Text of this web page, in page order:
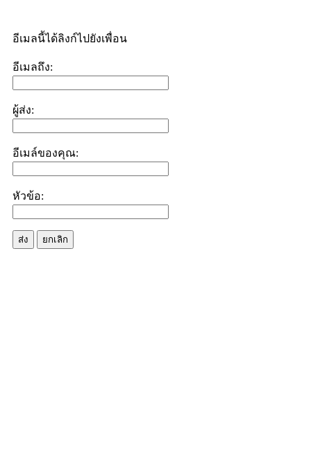
อีเมลนี้ได้ลิงก์ไปยังเพื่อน
อีเมลถึง:
ผู้ส่ง:
อีเมล์ของคุณ:
หัวข้อ:
ส่ง ยกเลิก